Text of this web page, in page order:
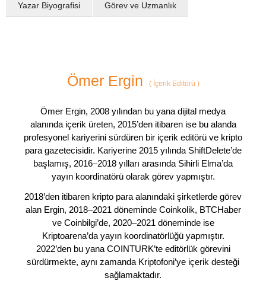
Yazar Biyografisi Görev ve Uzmanlık
Ömer Ergin (İçerik Editörü )
Ömer Ergin, 2008 yılından bu yana dijital medya
alanında içerik üreten, 2015’den itibaren ise bu alanda
profesyonel kariyerini sürdüren bir içerik editörü ve kripto
para gazetecisidir. Kariyerine 2015 yılında ShiftDelete’de
başlamış, 2016–2018 yılları arasında Sihirli Elma’da
yayın koordinatörü olarak görev yapmıştır.
2018’den itibaren kripto para alanındaki şirketlerde görev
alan Ergin, 2018–2021 döneminde Coinkolik, BTCHaber
ve Coinbilgi’de, 2020–2021 döneminde ise
Kriptoarena’da yayın koordinatörlüğü yapmıştır.
2022’den bu yana COINTURK’te editörlük görevini
sürdürmekte, aynı zamanda Kriptofoni’ye içerik desteği
sağlamaktadır.